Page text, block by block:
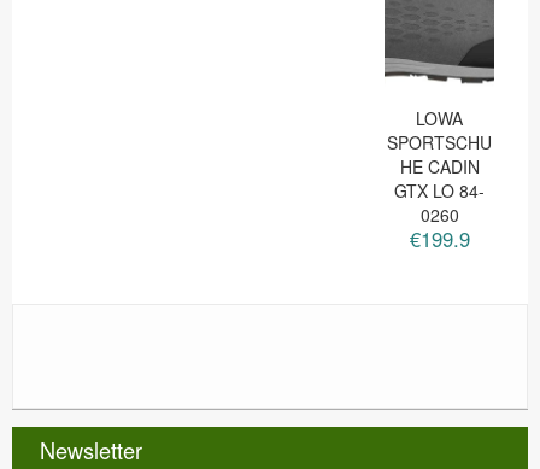
LOWA
SPORTSCHU
HE CADIN
GTX LO 84-
0260
€199.9
Newsletter